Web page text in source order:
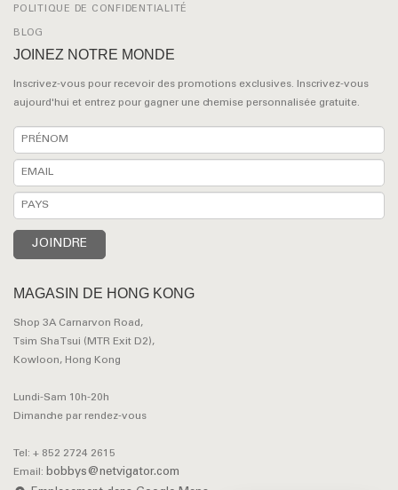
POLITIQUE DE CONFIDENTIALITÉ
BLOG
JOINEZ NOTRE MONDE
Inscrivez-vous pour recevoir des promotions exclusives. Inscrivez-vous
aujourd'hui et entrez pour gagner une chemise personnalisée gratuite.
MAGASIN DE HONG KONG
Shop 3A Carnarvon Road,
Tsim Sha Tsui (MTR Exit D2),
Kowloon, Hong Kong
Lundi-Sam 10h-20h
Dimanche par rendez-vous
Tel: + 852 2724 2615
Email: bobbys@netvigator.com